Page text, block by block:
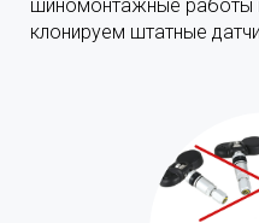
шиномонтажные работы
клонируем штатные